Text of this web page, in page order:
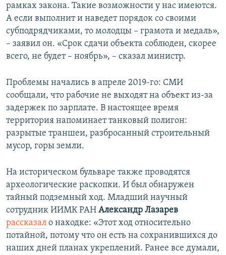
рамках закона. Такие возможности у нас имеются.
А если выполнит и наведет порядок со своими
субподрядчиками, то молодцы – грамота и медаль»,
– заявил он. «Срок сдачи объекта соблюден, скорее
всего, не будет – ноябрь», – сказал министр.
Проблемы начались в апреле 2019-го: СМИ
сообщали, что рабочие не выходят на объект из-за
задержек по зарплате. В настоящее время
территория напоминает танковый полигон:
разрытые траншеи, разбросанный строительный
мусор, горы земли.
На историческом бульваре также проводятся
археологические раскопки. И был обнаружен
тайный подземный ход. Младший научный
сотрудник ИИМК РАН Александр Лазарев
рассказал о находке: «Этот ход относительно
потайной, потому что он есть на сохранившихся до
наших дней планах укреплений. Ранее все думали,